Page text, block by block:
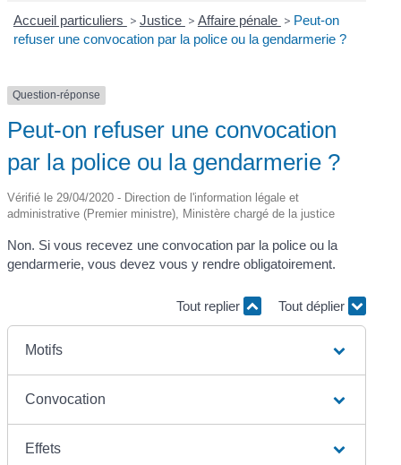
Accueil particuliers > Justice > Affaire pénale > Peut-on
refuser une convocation par la police ou la gendarmerie ?
Question-réponse
Peut-on refuser une convocation
par la police ou la gendarmerie ?
Vérifié le 29/04/2020 - Direction de l'information légale et
administrative (Premier ministre), Ministère chargé de la justice
Non. Si vous recevez une convocation par la police ou la
gendarmerie, vous devez vous y rendre obligatoirement.
Tout replier Tout déplier
Motifs
Convocation
Effets